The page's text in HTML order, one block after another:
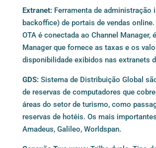
Extranet: Ferramenta de administração
backoffice) de portais de vendas online.
OTA é conectada ao Channel Manager,
Manager que fornece as taxas e os
disponibilidade exibidos nas extranets
GDS: Sistema de Distribuição Global
de reservas de computadores que
áreas do setor de turismo, como
reservas de hotéis. Os mais
Amadeus, Galileo, Worldspan.